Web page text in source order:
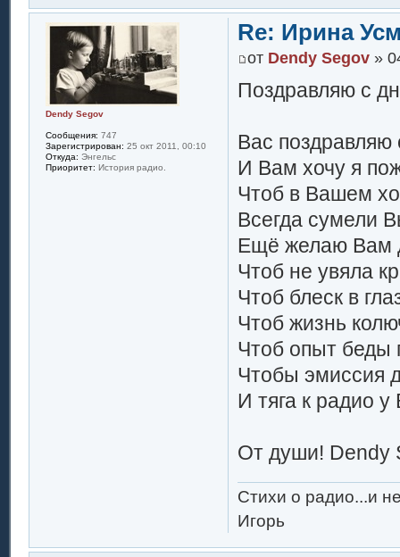
Re: Ирина
от Dendy Segov»
Поздравляю с
Вас
И Вам хочу я
Чтоб в Вашем
Всегда сумели
Ещё желаю Вам
Чтоб не увяла
Чтоб блеск в
Чтоб жизнь
Чтоб опыт беды
Чтобы эмиссия
И тяга к радио
От души! Dendy
Стихи о радио...и
Игорь
Dendy Segov
Сообщения: 747
Зарегистрирован: 25 окт 2011, 00:10
Откуда: Энгельс
Приоритет: История радио.